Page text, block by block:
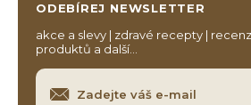
ODEBÍREJ NEWSLETTER
akce a slevy | zdravé recepty |
produktů a další…